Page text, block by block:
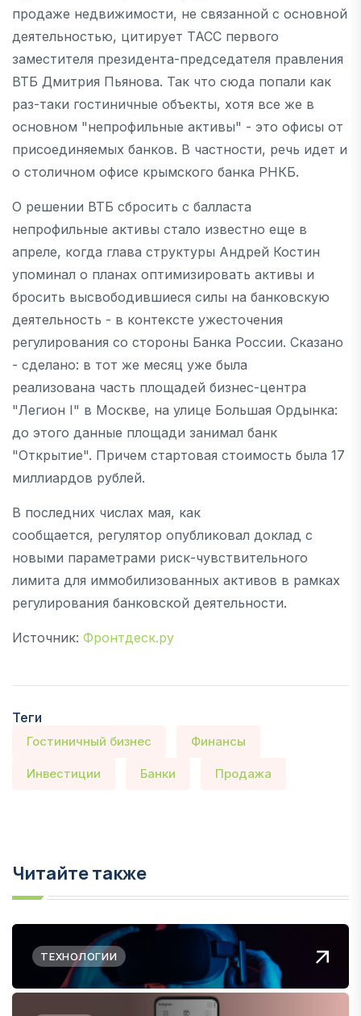
продаже недвижимости, не связанной с основной
деятельностью, цитирует ТАСС первого
заместителя президента-председателя правления
ВТБ Дмитрия Пьянова. Так что сюда попали как
раз-таки гостиничные объекты, хотя все же в
основном "непрофильные активы" - это офисы от
присоединяемых банков. В частности, речь идет и
о столичном офисе крымского банка РНКБ.
О решении ВТБ сбросить с балласта
непрофильные активы стало известно еще в
апреле, когда глава структуры Андрей Костин
упоминал о планах оптимизировать активы и
бросить высвободившиеся силы на банковскую
деятельность - в контексте ужесточения
регулирования со стороны Банка России. Сказано
- сделано: в тот же месяц уже была
реализована часть площадей бизнес-центра
"Легион I" в Москве, на улице Большая Ордынка:
до этого данные площади занимал банк
"Открытие". Причем стартовая стоимость была 17
миллиардов рублей.
В последних числах мая, как
сообщается, регулятор опубликовал доклад с
новыми параметрами риск-чувствительного
лимита для иммобилизованных активов в рамках
регулирования банковской деятельности.
Источник: Фронтдеск.ру
Теги
Гостиничный бизнес Финансы
Инвестиции Банки Продажа
Читайте также
ТЕХНОЛОГИИ